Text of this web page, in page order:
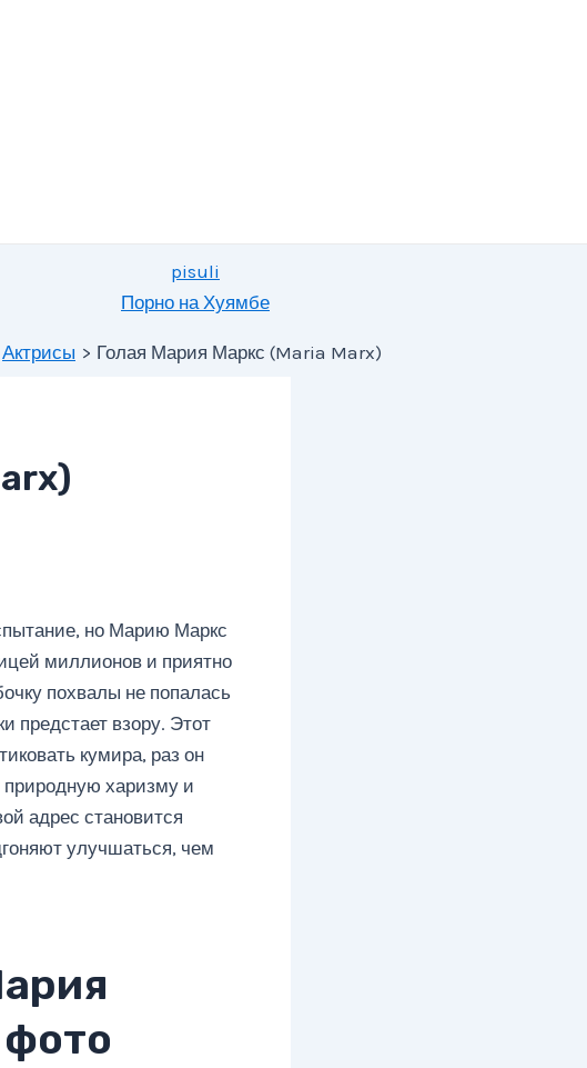
pisuli
Порно на Хуямбе
Актрисы Голая Мария Маркс (Maria Marx)
но Марию Маркс
миллионов и приятно
похвалы не попалась
предстает взору. Этот
кумира, раз он
харизму и
адрес становится
улучшаться, чем